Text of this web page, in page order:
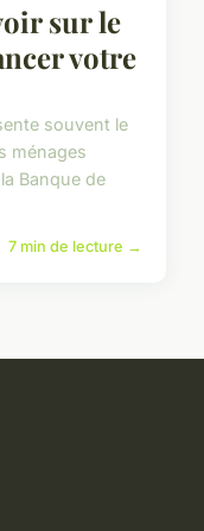
sur le
votre
souvent le
ménages
Banque de
7 min de lecture →